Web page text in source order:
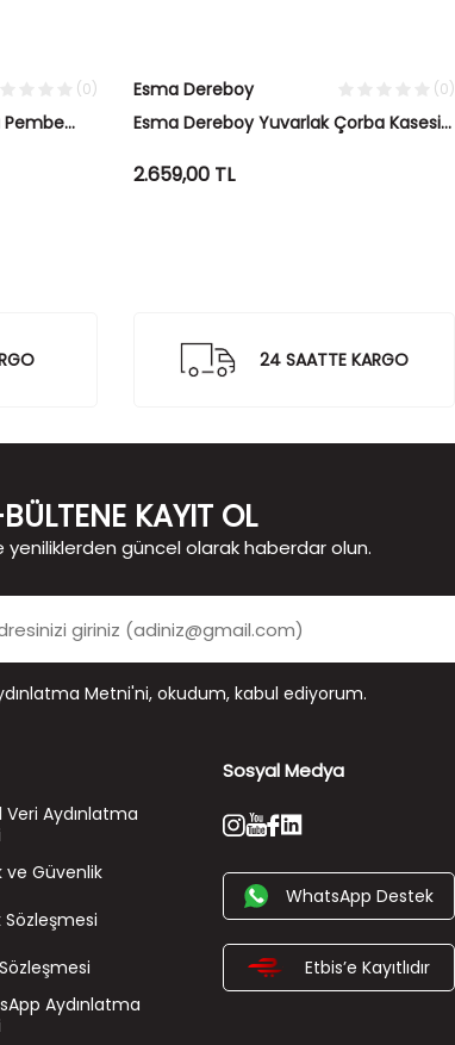
(0)
Pembe
Esma Dereboy (0)
Esma Dereboy Yuvarlak Çorba Kasesi
2.659,00 TL
24 SAATTE KARGO
KAYIT OL
yeniliklerden güncel olarak haberdar olun.
Metni'ni, okudum, kabul ediyorum.
Veri Aydınlatma
ve Güvenlik
Sözleşmesi
Aydınlatma
Sosyal Medya
WhatsApp Destek
Etbis’e Kayıtlıdır